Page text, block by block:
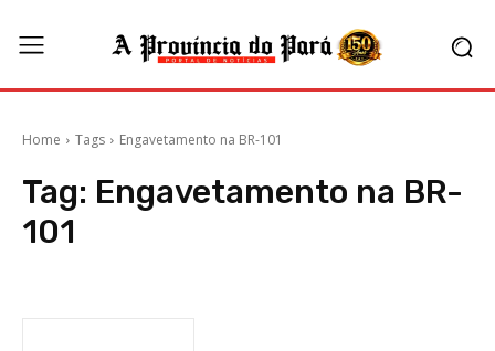
Home Tags Engavetamento na BR-101
Tag: Engavetamento na BR-
101